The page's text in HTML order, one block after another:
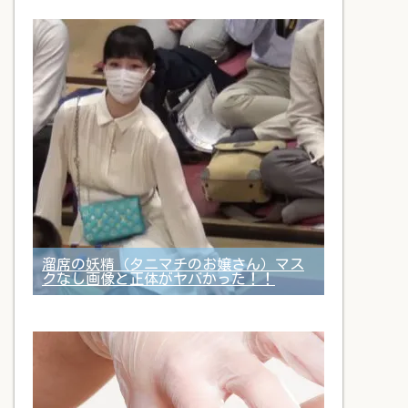
溜席の妖精（タニマチのお嬢さん）マス
クなし画像と正体がヤバかった！！